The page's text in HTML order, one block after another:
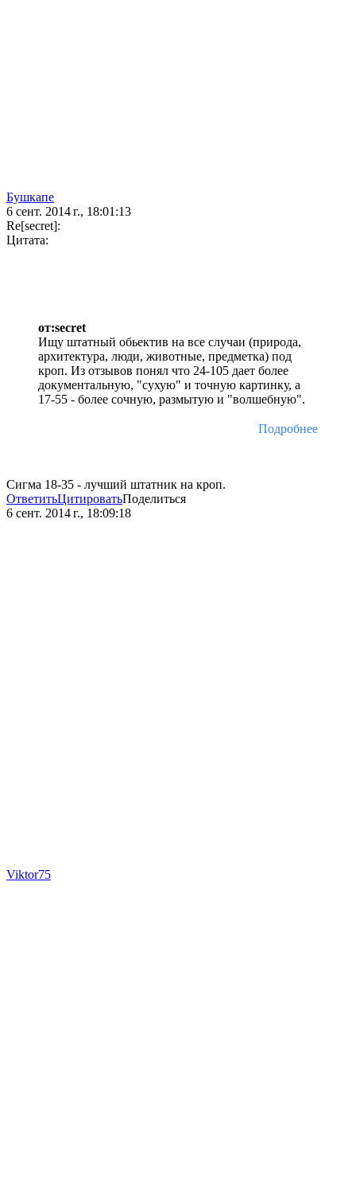
Бушкапе
6 сент. 2014 г., 18:01:13
Re[secret]:
Цитата:
от:secret
Ищу штатный обьектив на все случаи (природа,
архитектура, люди, животные, предметка) под
кроп. Из отзывов понял что 24-105 дает более
документальную, "сухую" и точную картинку, а
17-55 - более сочную, размытую и "волшебную".
Подробнее
Сигма 18-35 - лучший штатник на кроп.
ОтветитьЦитироватьПоделиться
6 сент. 2014 г., 18:09:18
Viktor75